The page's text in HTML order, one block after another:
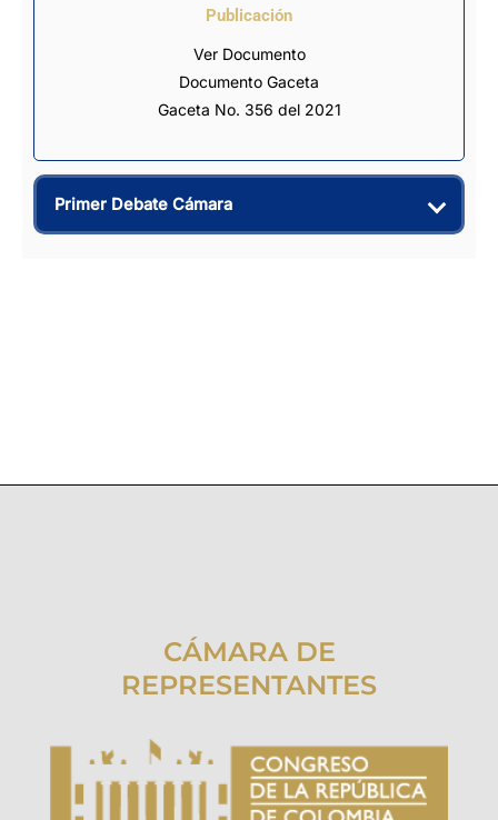
Publicación
Ver Documento
Documento Gaceta
Gaceta No. 356 del 2021
Primer Debate Cámara
CÁMARA DE
REPRESENTANTES